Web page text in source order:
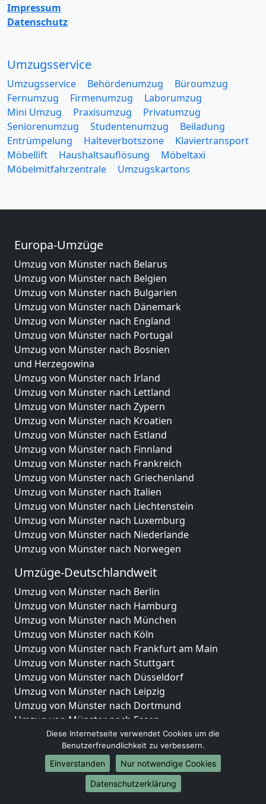
Impressum
Datenschutz
Umzugsservice
Umzugsservice Behördenumzug
Büroumzug
Fernumzug
Firmenumzug
Laborumzug
Mini Umzug
Praxisumzug
Privatumzug
Seniorenumzug
Studentenumzug
Beiladung
Entrümpelung
Halteverbotszone
Klaviertransport
Möbellift
Haushaltsauflösung
Möbeltaxi
Möbelmitfahrzentrale
Umzugskartons
Europa-Umzüge
Umzug von Münster nach Belarus
Umzug von Münster nach Belgien
Umzug von Münster nach Bulgarien
Umzug von Münster nach Dänemark
Umzug von Münster nach England
Umzug von Münster nach Portugal
Umzug von Münster nach Bosnien
und Herzegowina
Umzug von Münster nach Irland
Umzug von Münster nach Lettland
Umzug von Münster nach Zypern
Umzug von Münster nach Kroatien
Umzug von Münster nach Estland
Umzug von Münster nach Finnland
Umzug von Münster nach Frankreich
Umzug von Münster nach Griechenland
Umzug von Münster nach Italien
Umzug von Münster nach Liechtenstein
Umzug von Münster nach Luxemburg
Umzug von Münster nach Niederlande
Umzug von Münster nach Norwegen
Umzüge-Deutschlandweit
Umzug von Münster nach Berlin
Umzug von Münster nach Hamburg
Umzug von Münster nach München
Umzug von Münster nach Köln
Umzug von Münster nach Frankfurt am Main
Umzug von Münster nach Stuttgart
Umzug von Münster nach Düsseldorf
Umzug von Münster nach Leipzig
Umzug von Münster nach Dortmund
Umzug von Münster nach Essen
Umzug von Münster nach Bremen
Umzug von Münster nach Dresden
Umzug von Münster nach Hannover
Umzug von Münster nach Nürnberg
Umzug von Münster nach Duisburg
Diese Internetseite verwendet Cookies um die
Benutzerfreundlichkeit zu verbessern.
Einverstanden
Nur notwendige Cookies
Datenschutzerklärung